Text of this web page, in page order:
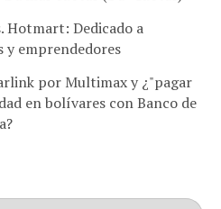
Hotmart: Dedicado a
y emprendedores
por Multimax y ¿"pagar
en bolívares con Banco de